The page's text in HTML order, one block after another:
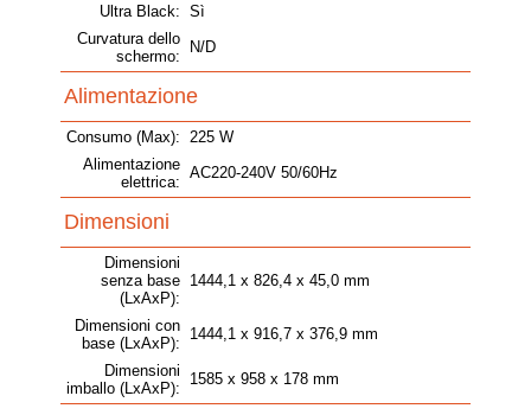
Ultra Black: Sì
Curvatura dello
schermo:
N/D
Alimentazione
Consumo (Max): 225 W
Alimentazione
elettrica:
AC220-240V 50/60Hz
Dimensioni
Dimensioni
senza base
(LxAxP):
1444,1 x 826,4 x 45,0 mm
Dimensioni con
base (LxAxP):
1444,1 x 916,7 x 376,9 mm
Dimensioni
imballo (LxAxP):
1585 x 958 x 178 mm